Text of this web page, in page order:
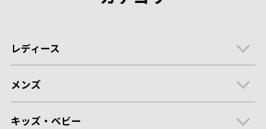
レディース
メンズ
キッズ・ベビー